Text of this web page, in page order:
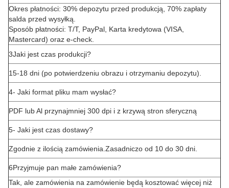
Okres płatności: 30% depozytu przed produkcją, 70% zapłaty
salda przed wysyłką.
Sposób płatności: T/T, PayPal, Karta kredytowa (VISA,
Mastercard) oraz e-check.
3Jaki jest czas produkcji?
15-18 dni (po potwierdzeniu obrazu i otrzymaniu depozytu).
4- Jaki format pliku mam wysłać?
PDF lub Al przynajmniej 300 dpi i z krzywą stron sferyczną
5- Jaki jest czas dostawy?
Zgodnie z ilością zamówienia.Zasadniczo od 10 do 30 dni.
6Przyjmuje pan małe zamówienia?
Tak, ale zamówienia na zamówienie będą kosztować więcej niż